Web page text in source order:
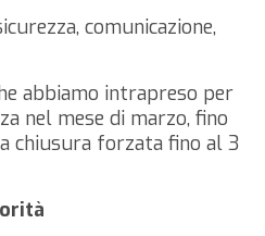
comunicazione,
abbiamo intrapreso per
nel mese di marzo, fino
chiusura forzata fino al 3